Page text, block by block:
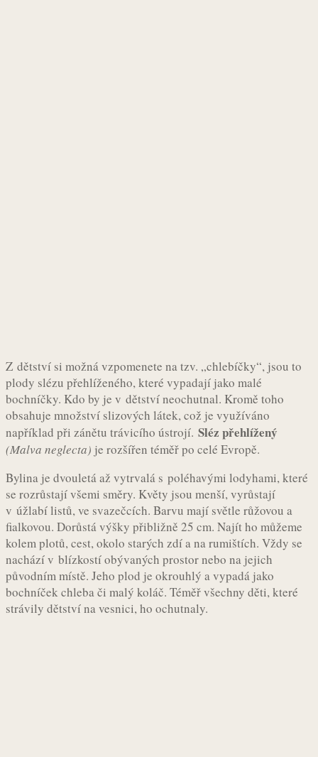
Z dětství si možná vzpomenete na tzv. „chlebíčky“, jsou to
plody slézu přehlíženého, které vypadají jako malé
bochníčky. Kdo by je v dětství neochutnal. Kromě toho
obsahuje množství slizových látek, což je využíváno
například při zánětu trávicího ústrojí. Sléz přehlížený
(Malva neglecta) je rozšířen téměř po celé Evropě.
Bylina je dvouletá až vytrvalá s poléhavými lodyhami, které
se rozrůstají všemi směry. Květy jsou menší, vyrůstají
v úžlabí listů, ve svazečcích. Barvu mají světle růžovou a
fialkovou. Dorůstá výšky přibližně 25 cm. Najít ho můžeme
kolem plotů, cest, okolo starých zdí a na rumištích. Vždy se
nachází v blízkostí obývaných prostor nebo na jejich
původním místě. Jeho plod je okrouhlý a vypadá jako
bochníček chleba či malý koláč. Téměř všechny děti, které
strávily dětství na vesnici, ho ochutnaly.